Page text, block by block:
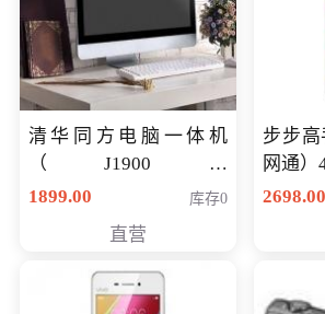
清华同方电脑一体机
（J1900四
核/4G/120G0.8CM厚度
1899.00 库存0
直营
步步
网通）
2698.00